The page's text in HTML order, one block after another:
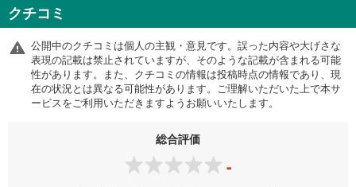
クチコミ
公開中のクチコミは個人の主観・意見です。誤った内容や大げさな
表現の記載は禁止されていますが、そのような記載が含まれる可能
性があります。また、クチコミの情報は投稿時点の情報であり、現
在の状況とは異なる可能性があります。ご理解いただいた上で本サ
ービスをご利用いただきますようお願いいたします。
総合評価
-